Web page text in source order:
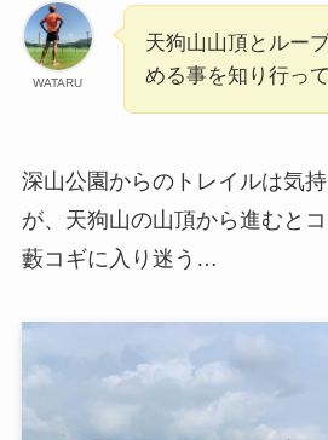
WATARU
天狗山山頂とルー
める事を知り行っ
深山公園からのトレイルは気
が、天狗山の山頂から進むとコ
藪コギに入り迷う…